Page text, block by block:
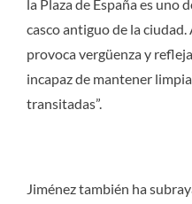
la Plaza de España es uno
casco antiguo de la
provoca vergüenza y
incapaz de mantener
transitadas”.
Jiménez también ha